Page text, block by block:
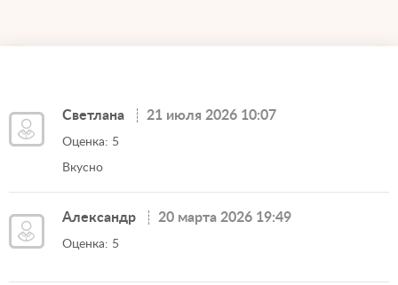
Светлана 21 июля 2026 10:07
Оценка: 5
Вкусно
Александр 20 марта 2026 19:49
Оценка: 5